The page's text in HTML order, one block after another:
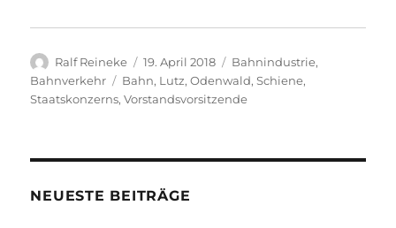
Autor
Ralf Reineke
Veröffentlicht
am
19. April 2018 Kategorien
Bahnindustrie,
Bahnverkehr
Schlagwörter
Bahn, Lutz,Odenwald,Schiene,
Staatskonzerns,Vorstandsvorsitzende
NEUESTE BEITRÄGE